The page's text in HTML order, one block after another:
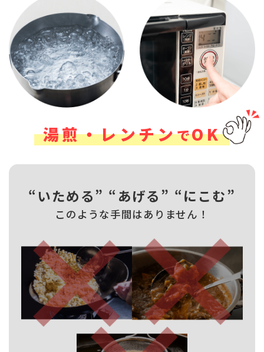
湯煎・レンチンでOK
“いためる” “あげる” “にこむ”
このような手間はありません！